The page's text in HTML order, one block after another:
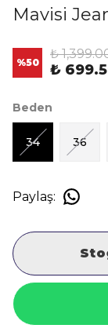
Mavisi
%50
₺
₺
Beden
34 36
Paylaş: